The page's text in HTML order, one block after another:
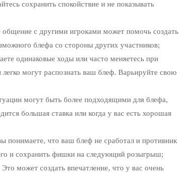
сохранить спокойствие и не показывать
с другими игроками может помочь создать
блефа со стороны других участников;
одинаковые ходы или часто меняетесь при
могут распознать ваш блеф. Варьируйте свою
могут быть более подходящими для блефа,
большая ставка или когда у вас есть хорошая
понимаете, что ваш блеф не сработал и противник
и сохранить фишки на следующий розыгрыш;
может создать впечатление, что у вас очень